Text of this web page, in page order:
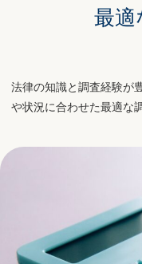
最適
法律の知識と調査経験が
や状況に合わせた最適な